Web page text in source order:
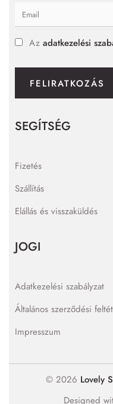
SEGÍTSÉG
Fizetés
Szállítás
Elállás és visszaküldés
JOGI
Adatkezelési szabályzat
Általános szerződési
Impresszum
Az adatkezelési
FELIRATKOZÁS
© 2026 Lovely
Designed